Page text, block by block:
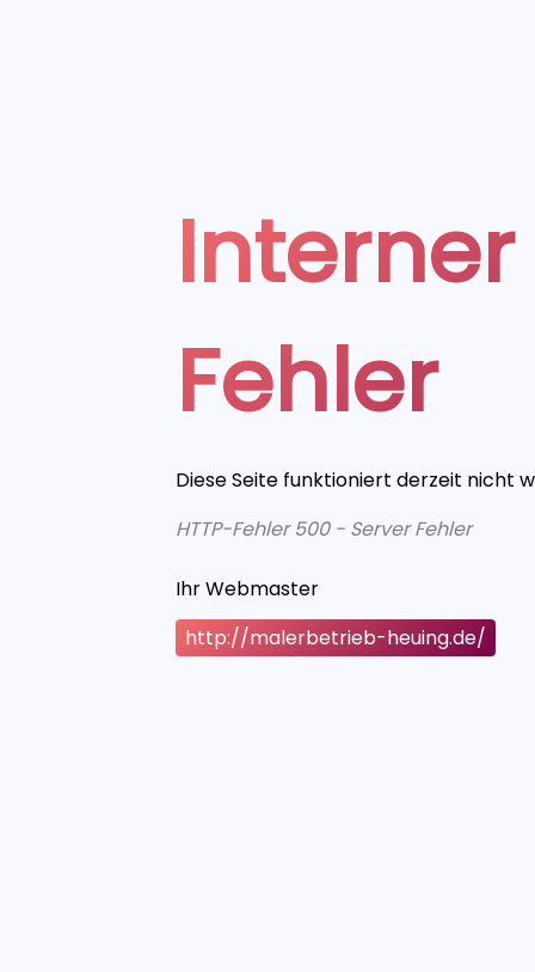
Fehler
Diese Seite funktioniert derzeit nicht
HTTP-Fehler 500 - Server Fehler
Ihr Webmaster
http://malerbetrieb-heuing.de/